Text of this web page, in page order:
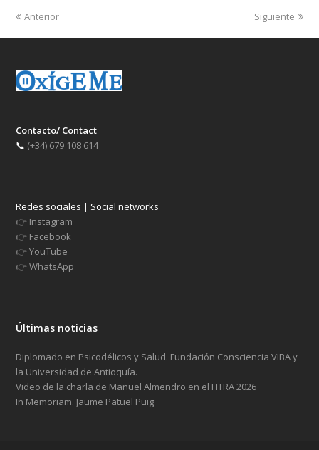
Anterior Siguiente
Contacto/ Contact
📞 (+34) 679 108 614
Redes sociales | Social networks
👉 Instagram
👉 Facebook
👉YouTube
👉WhatsApp
Últimas noticias
Diplomado en Psicodélicos y Salud. Fundación Consciencia VIBA y
la Universidad de Antioquía.
Video de la charla de Manuel Almendro en el FITRA 2026
In Memoriam. Jaume Patuel Puig